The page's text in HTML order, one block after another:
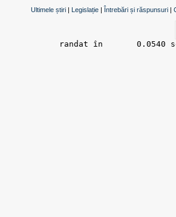
Ultimele știri | Legislație | Întrebări și răspunsuri |
randat în